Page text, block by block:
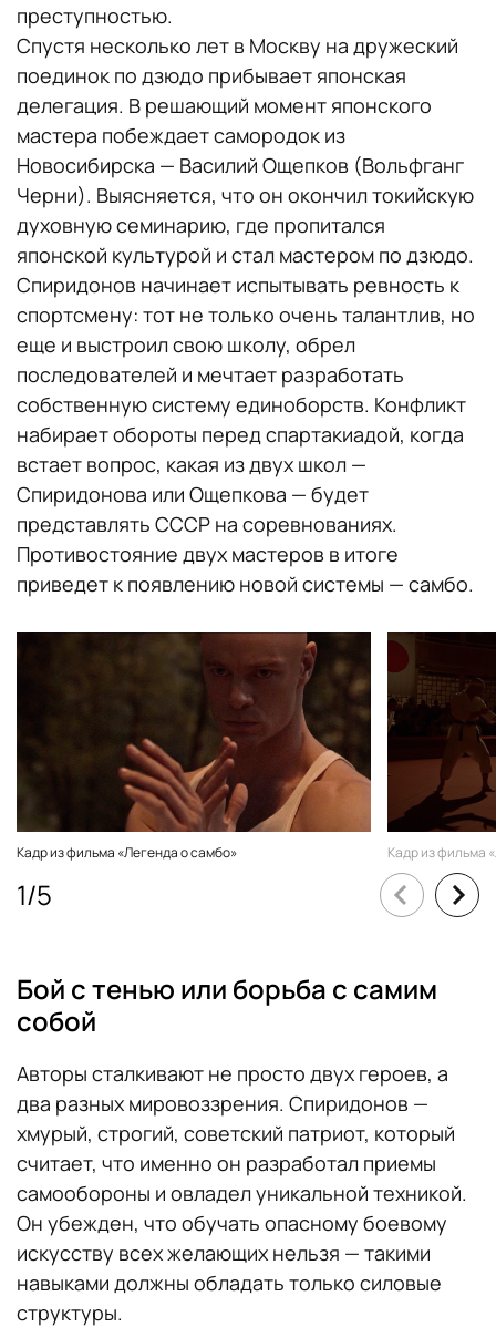
преступностью.
Спустя несколько лет в Москву на дружеский
поединок по дзюдо прибывает японская
делегация. В решающий момент японского
мастера побеждает самородок из
Новосибирска — Василий Ощепков (Вольфганг
Черни). Выясняется, что он окончил токийскую
духовную семинарию, где пропитался
японской культурой и стал мастером по дзюдо.
Спиридонов начинает испытывать ревность к
спортсмену: тот не только очень талантлив, но
еще и выстроил свою школу, обрел
последователей и мечтает разработать
собственную систему единоборств. Конфликт
набирает обороты перед спартакиадой, когда
встает вопрос, какая из двух школ —
Спиридонова или Ощепкова — будет
представлять СССР на соревнованиях.
Противостояние двух мастеров в итоге
приведет к появлению новой системы — самбо.
Кадр из фильма «Легенда о самбо» Кадр из фильма
1/5
Бой с тенью или борьба с самим
собой
Авторы сталкивают не просто двух героев, а
два разных мировоззрения. Спиридонов —
хмурый, строгий, советский патриот, который
считает, что именно он разработал приемы
самообороны и овладел уникальной техникой.
Он убежден, что обучать опасному боевому
искусству всех желающих нельзя — такими
навыками должны обладать только силовые
структуры.